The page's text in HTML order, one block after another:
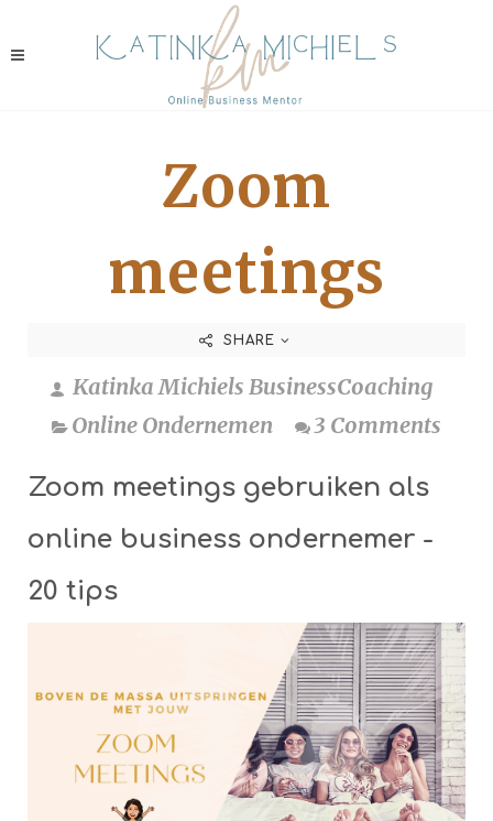
Zoom
meetings
SHARE
Katinka Michiels BusinessCoaching
Online Ondernemen
3 Comments
Zoom meetings gebruiken als
online business ondernemer -
20 tips